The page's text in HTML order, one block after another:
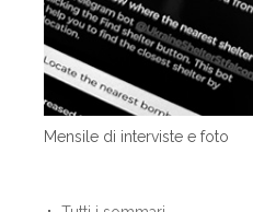
Mensile di interviste e foto